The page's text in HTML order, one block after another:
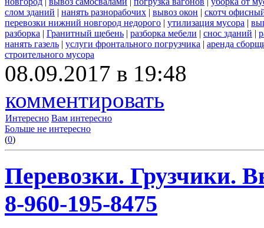
слом зданий | нанять разнорабочих | вывоз окон | скотч
перевозки нижний новгород недорого | утилизация мусора |
разборка | Гранитный щебень | разборка мебели | снос зданий |
нанять газель | услуги фронтального погрузчика | аренда
строительного мусора
08.09.2017 в 19:48
комментировать
Интересно Вам интересно
Больше не интересно
(0)
Перевозки. Грузчики.
8-960-195-8475